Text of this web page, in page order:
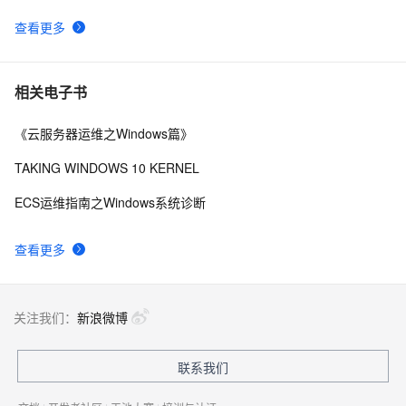
查看更多
相关电子书
查看更多
《云服务器运维之Windows篇》
TAKING WINDOWS 10 KERNEL
ECS运维指南之Windows系统诊断
关注我们： 新浪微博
联系我们